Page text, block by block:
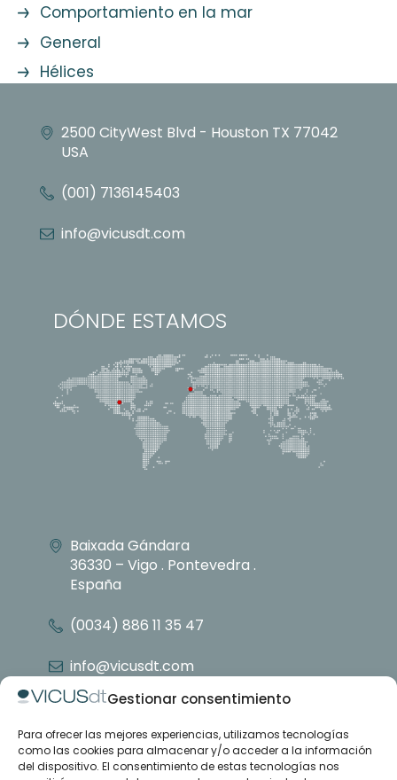
Gestionar consentimiento
Para ofrecer las mejores experiencias, utilizamos tecnologías
como las cookies para almacenar y/o acceder a la información
del dispositivo. El consentimiento de estas tecnologías nos
Comportamiento en la mar
General
Hélices
2500 CityWest Blvd - Houston TX 77042
USA
(001) 7136145403
info@vicusdt.com
DÓNDE ESTAMOS
Baixada Gándara
36330 – Vigo . Pontevedra .
España
(0034) 886 11 35 47
info@vicusdt.com
Nosotros
Grupo Emenasa